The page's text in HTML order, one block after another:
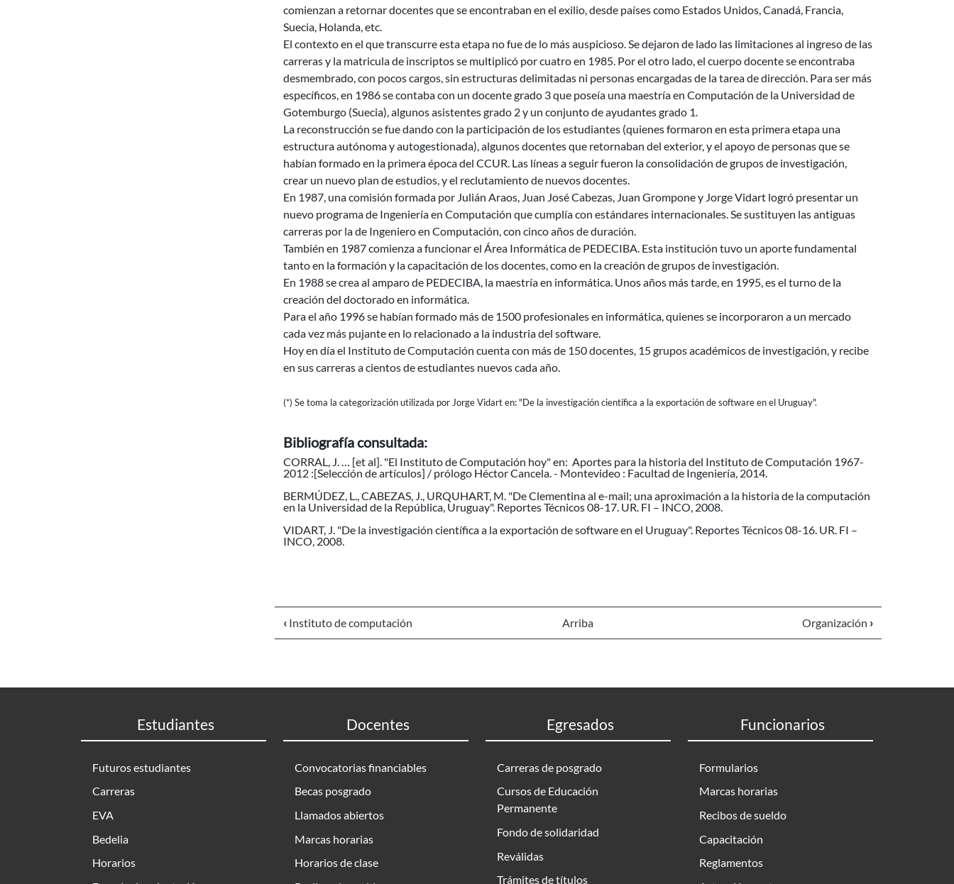
comienzan a retornar docentes que se encontraban en el exilio, desde países como Estados Unidos, Canadá, Francia,
Suecia, Holanda, etc.
El contexto en el que transcurre esta etapa no fue de lo más auspicioso. Se dejaron de lado las limitaciones al ingreso de las
carreras y la matricula de inscriptos se multiplicó por cuatro en 1985. Por el otro lado, el cuerpo docente se encontraba
desmembrado, con pocos cargos, sin estructuras delimitadas ni personas encargadas de la tarea de dirección. Para ser más
específicos, en 1986 se contaba con un docente grado 3 que poseía una maestría en Computación de la Universidad de
Gotemburgo (Suecia), algunos asistentes grado 2 y un conjunto de ayudantes grado 1.
La reconstrucción se fue dando con la participación de los estudiantes (quienes formaron en esta primera etapa una
estructura autónoma y autogestionada), algunos docentes que retornaban del exterior, y el apoyo de personas que se
habían formado en la primera época del CCUR. Las líneas a seguir fueron la consolidación de grupos de investigación,
crear un nuevo plan de estudios, y el reclutamiento de nuevos docentes.
En 1987, una comisión formada por Julián Araos, Juan José Cabezas, Juan Grompone y Jorge Vidart logró presentar un
nuevo programa de Ingeniería en Computación que cumplía con estándares internacionales. Se sustituyen las antiguas
carreras por la de Ingeniero en Computación, con cinco años de duración.
También en 1987 comienza a funcionar el Área Informática de PEDECIBA. Esta institución tuvo un aporte fundamental
tanto en la formación y la capacitación de los docentes, como en la creación de grupos de investigación.
En 1988 se crea al amparo de PEDECIBA, la maestría en informática. Unos años más tarde, en 1995, es el turno de la
creación del doctorado en informática.
Para el año 1996 se habían formado más de 1500 profesionales en informática, quienes se incorporaron a un mercado
cada vez más pujante en lo relacionado a la industria del software.
Hoy en día el Instituto de Computación cuenta con más de 150 docentes, 15 grupos académicos de investigación, y recibe
en sus carreras a cientos de estudiantes nuevos cada año.
(*) Se toma la categorización utilizada por Jorge Vidart en: "De la investigación científica a la exportación de software en el Uruguay".
Bibliografía consultada:
CORRAL, J. … [et al]. "El Instituto de Computación hoy" en: Aportes para la historia del Instituto de Computación 1967-
2012 :[Selección de artículos] / prólogo Héctor Cancela. - Montevideo : Facultad de Ingeniería, 2014.
BERMÚDEZ, L., CABEZAS, J., URQUHART, M. "De Clementina al e-mail; una aproximación a la historia de la computación
en la Universidad de la República, Uruguay". Reportes Técnicos 08-17. UR. FI – INCO, 2008.
VIDART, J. "De la investigación científica a la exportación de software en el Uruguay". Reportes Técnicos 08-16. UR. FI –
INCO, 2008.
‹ Instituto de computación Arriba Organización ›
Estudiantes
Futuros estudiantes
Carreras
EVA
Bedelia
Horarios
Docentes
Convocatorias financiables
Becas posgrado
Llamados abiertos
Marcas horarias
Horarios de clase
Egresados
Carreras de posgrado
Cursos de Educación
Permanente
Fondo de solidaridad
Reválidas
Trámites de títulos
Funcionarios
Formularios
Marcas horarias
Recibos de sueldo
Capacitación
Reglamentos